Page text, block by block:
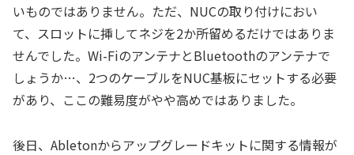
いものではありません。ただ、NUCの取り付けにおい
て、スロットに挿してネジを2か所留めるだけではありま
せんでした。Wi-FiのアンテナとBluetoothのアンテナで
しょうか…、2つのケーブルをNUC基板にセットする必要
があり、ここの難易度がやや高めではありました。
後日、Abletonからアップグレードキットに関する情報が